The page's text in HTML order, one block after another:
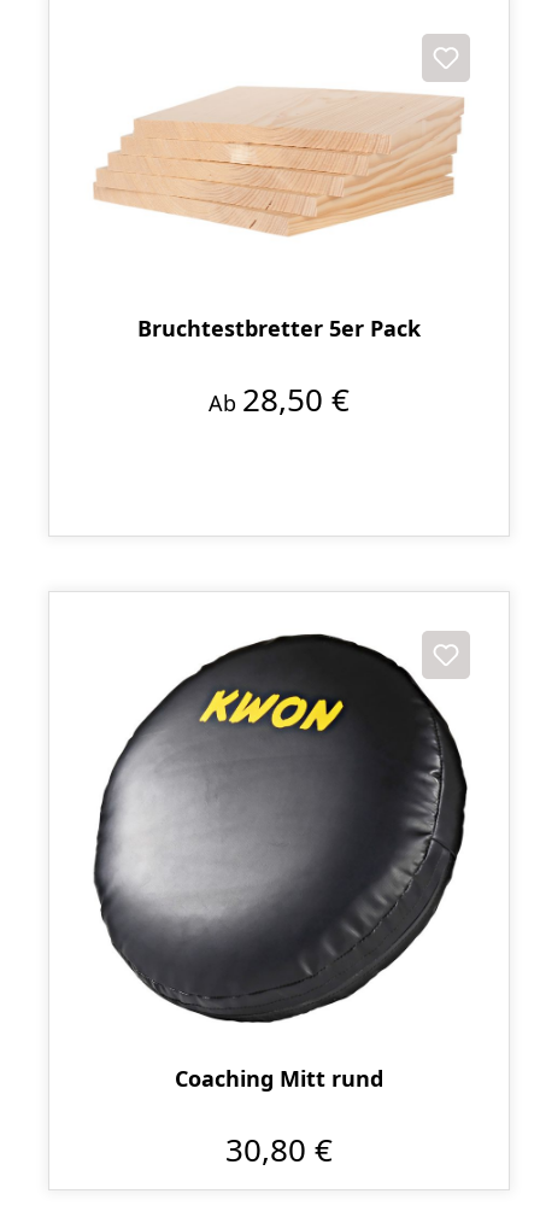
Bruchtestbretter 5er Pack
Ab 28,50 €
Coaching Mitt rund
30,80 €